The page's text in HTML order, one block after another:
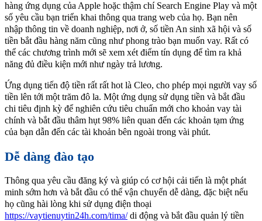
hàng ứng dụng của Apple hoặc thậm chí Search Engine Play và một
số yêu cầu bạn triển khai thông qua trang web của họ. Bạn nên
nhập thông tin về doanh nghiệp, nơi ở, số tiền An sinh xã hội và số
tiền bắt đầu hàng năm cũng như phong trào bạn muốn vay. Rất có
thể các chương trình mới sẽ xem xét điểm tín dụng để tìm ra khả
năng đủ điều kiện mới như ngày trả lương.
Ứng dụng tiến độ tiền rất rất hot là Cleo, cho phép mọi người vay số
tiền lên tới một trăm đô la. Một ứng dụng sử dụng tiền và bắt đầu
chi tiêu định kỳ để nghiên cứu tiêu chuẩn mới cho khoản vay tài
chính và bắt đầu thâm hụt 98% liên quan đến các khoản tạm ứng
của bạn dẫn đến các tài khoản bên ngoài trong vài phút.
Dễ dàng đào tạo
Thông qua yêu cầu đăng ký và giúp có cơ hội cải tiến là một phát
minh sớm hơn và bắt đầu có thể vận chuyển dễ dàng, đặc biệt nếu
họ cũng hài lòng khi sử dụng điện thoại
https://vaytienuytin24h.com/tima/di động và bắt đầu quản lý tiền